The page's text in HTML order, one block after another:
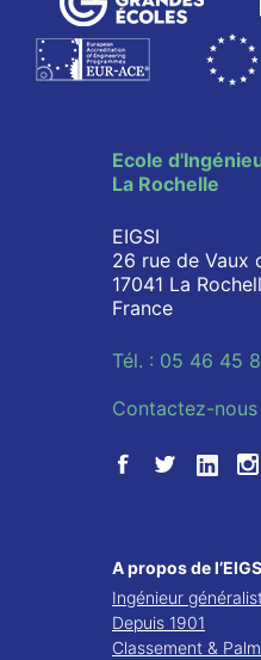
Ecole
La Rochelle
EIGSI
26 rue de Vaux
17041 La
France
Tél. : 05 46 45
Contactez-nous
A propos de
Ingénieur
Depuis 1901
Classement &